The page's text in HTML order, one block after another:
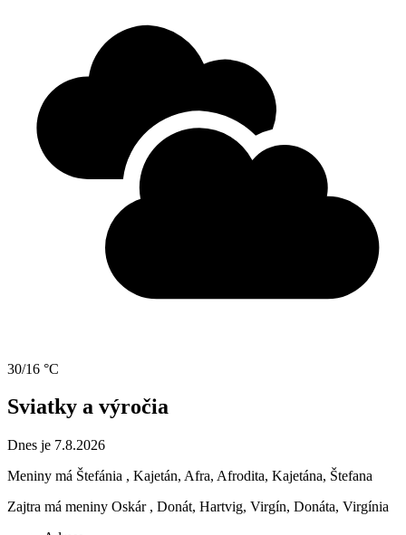
30/16 °C
Sviatky a výročia
Dnes je 7.8.2026
Meniny má Štefánia , Kajetán, Afra, Afrodita, Kajetána, Štefana
Zajtra má meniny Oskár , Donát, Hartvig, Virgín, Donáta, Virgínia